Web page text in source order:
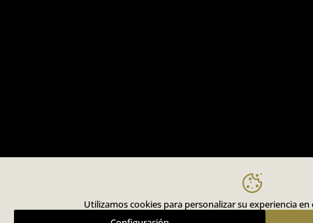
Utilizamos cookies para personalizar su experiencia en